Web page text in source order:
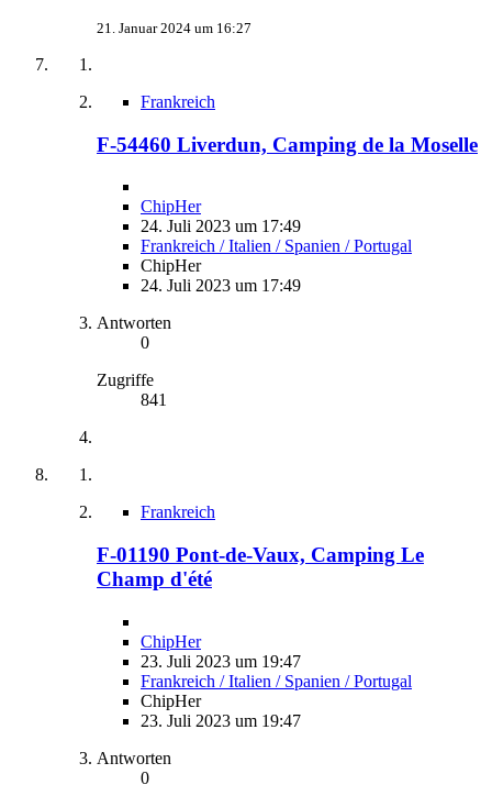
21. Januar 2024 um 16:27
Frankreich
F-54460 Liverdun, Camping de la Moselle
ChipHer
24. Juli 2023 um 17:49
Frankreich / Italien / Spanien / Portugal
ChipHer
24. Juli 2023 um 17:49
Antworten
0
Zugriffe
841
Frankreich
F-01190 Pont-de-Vaux, Camping Le
Champ d'été
ChipHer
23. Juli 2023 um 19:47
Frankreich / Italien / Spanien / Portugal
ChipHer
23. Juli 2023 um 19:47
Antworten
0